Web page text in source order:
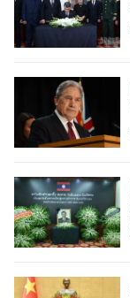
ENGLISH
中文
FRANÇAIS
РУССКИЙ
ESPAÑOL
한국어